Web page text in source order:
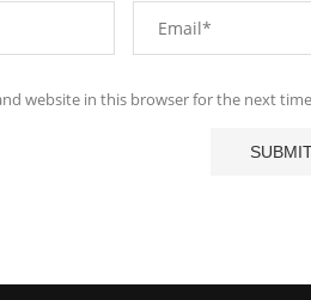
website in this browser for the next